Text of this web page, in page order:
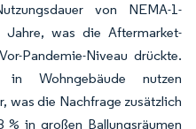
von NEMA-1-
Jahre, was die Aftermarket-
Pandemie-Niveau drückte.
Wohngebäude nutzen
was die Nachfrage zusätzlich
in großen Ballungsräumen